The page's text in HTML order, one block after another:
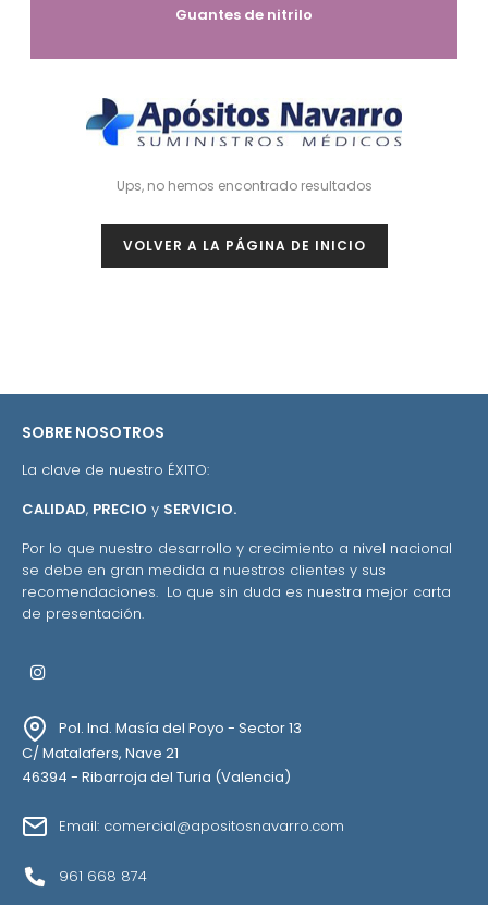
Guantes de nitrilo
Ups, no hemos encontrado resultados
VOLVER A LA PÁGINA DE INICIO
SOBRE NOSOTROS
La clave de nuestro ÉXITO:
CALIDAD, PRECIO y SERVICIO.
Por lo que nuestro desarrollo y crecimiento a nivel nacional
se debe en gran medida a nuestros clientes y sus
recomendaciones. Lo que sin duda es nuestra mejor carta
de presentación.
Pol. Ind. Masía del Poyo - Sector 13
C/ Matalafers, Nave 21
46394 - Ribarroja del Turia (Valencia)
Email: comercial@apositosnavarro.com
961 668 874